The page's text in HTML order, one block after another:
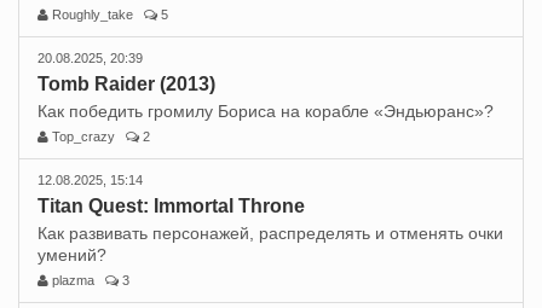
Roughly_take 5
20.08.2025, 20:39
Tomb Raider (2013)
Как победить громилу Бориса на корабле «Эндьюранс»?
Top_crazy 2
12.08.2025, 15:14
Titan Quest: Immortal Throne
Как развивать персонажей, распределять и отменять очки
умений?
plazma 3